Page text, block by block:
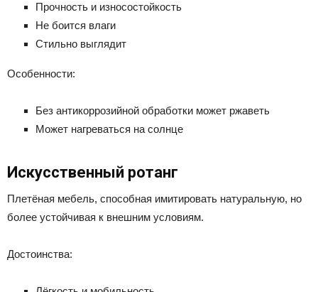
Прочность и износостойкость
Не боится влаги
Стильно выглядит
Особенности:
Без антикоррозийной обработки может ржаветь
Может нагреваться на солнце
Искусственный ротанг
Плетёная мебель, способная имитировать натуральную, но
более устойчивая к внешним условиям.
Достоинства: